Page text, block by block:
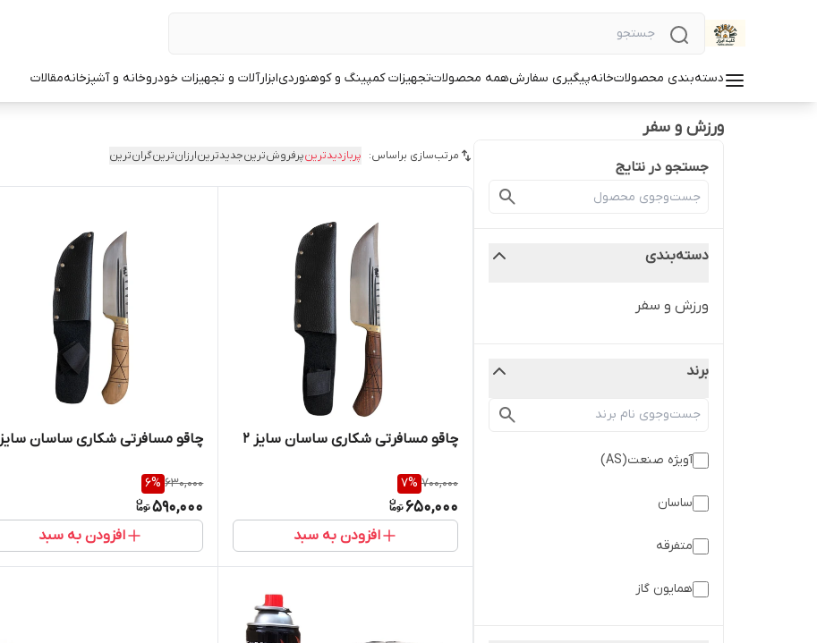
دسته‌بندی محصولاتخانهپیگیری سفارشهمه محصولاتتجهیزات کمپینگ و کوهنوردیابزارآلات و تجهیزات خودروخانه و آشپزخانهمقالات
ورزش و سفر
جستجو در نتایج
دسته‌بندی
ورزش و سفر
برند
آویژه صنعت(AS)
ساسان
متفرقه
همایون گاز
مرتب‌سازی براساس: پربازدیدترینپرفروش‌ترینجدیدترینارزان‌ترینگران‌ترین
چاقو مسافرتی شکاری ساسان سایز 2
700,000
7%
650,000
افزودن به سبد
چاقو مسافرتی شکاری ساسان سایز 1
630,000
6%
590,000
افزودن به سبد